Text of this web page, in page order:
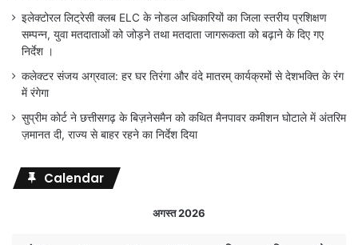
इलेक्टोरल लिट्रेसी क्लब ELC के नोडल अधिकारियों का जिला स्तरीय प्रशिक्षण
सम्पन्न, युवा मतदाताओं को जोड़ने तथा मतदाता जागरूकता को बढ़ाने के दिए गए
निर्देश ।
कलेक्टर संजय अग्रवाल: हर घर तिरंगा और वंदे मातरम् कार्यक्रमों से देशभक्ति के रंग
में रंगेगा
सुप्रीम कोर्ट ने छत्तीसगढ़ के बिज़नेसमैन को कथित मैनपावर कमीशन घोटाले में अंतरिम
ज़मानत दी, राज्य से बाहर रहने का निर्देश दिया
Calendar
अगस्त 2026